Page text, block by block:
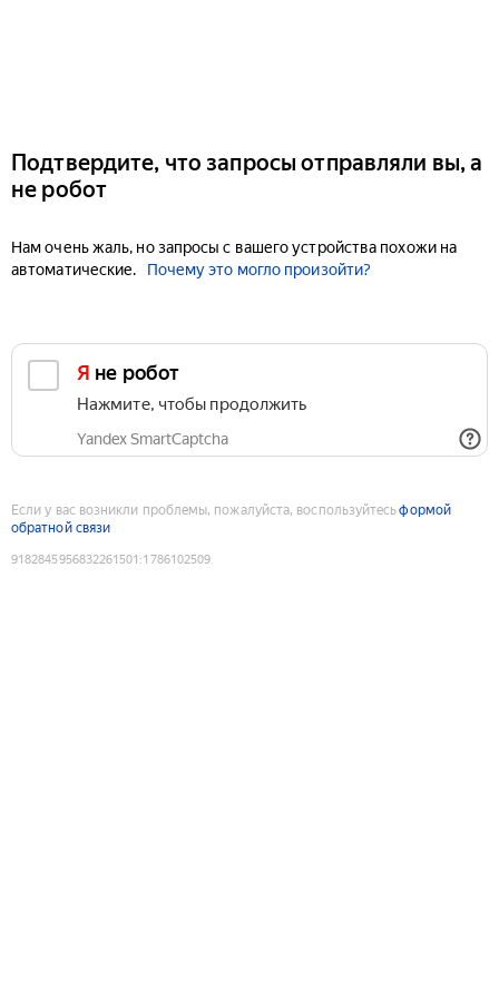
Подтвердите, что запросы отправляли вы, а
не робот
Нам очень жаль, но запросы с вашего устройства похожи на
автоматические.
Почему это могло произойти?
Я не робот
Нажмите, чтобы продолжить
Yandex SmartCaptcha
Если у вас возникли проблемы, пожалуйста, воспользуйтесьформой
обратной связи
9182845956832261501 :1786102509